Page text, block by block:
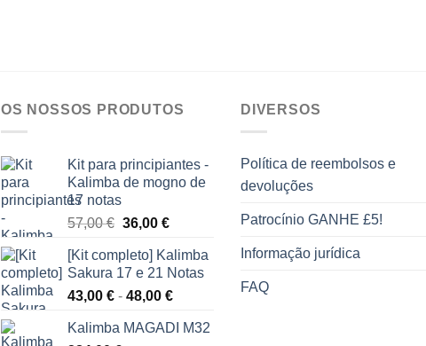
OS NOSSOS PRODUTOS
Kit para principiantes -
Kalimba de mogno de
17 notas
57,00€ O
original
era:
57,00 €.
36,00 €O
atual
é:
36,00 €.
[Kit completo] Kalimba
Sakura 17 e 21 Notas
43,00 € - 48,00 €Gama
preços:
Kalimba MAGADI M32
DIVERSOS
Política de reembolsos e
devoluções
Patrocínio GANHE £5!
Informação jurídica
FAQ